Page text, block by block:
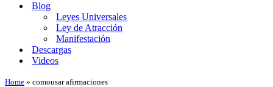
Blog
Leyes Universales
Ley de Atracción
Manifestación
Descargas
Videos
Home » comousar afirmaciones